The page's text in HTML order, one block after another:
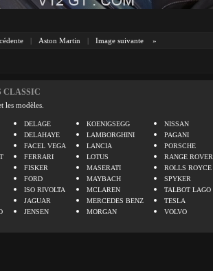
| Aston Martin | Image suivante »
CLASSIC
les modèles.
DELAGE
DELAHAYE
FACEL VEGA
FERRARI
FISKER
FORD
ISO RIVOLTA
JAGUAR
JENSEN
KOENIGSEGG
LAMBORGHINI
LANCIA
LOTUS
MASERATI
MAYBACH
MCLAREN
MERCEDES BENZ
MORGAN
NISSAN
PAGANI
PORSCHE
RANGE ROVER
ROLLS ROYCE
SPYKER
TALBOT LAGO
TESLA
VOLVO